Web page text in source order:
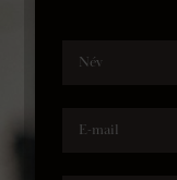
Név
E-mail